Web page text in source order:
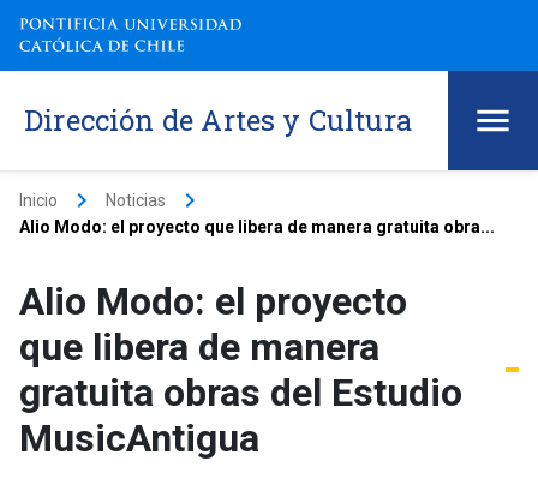
Dirección de Artes y Cultura
Inicio keyboard_arrow_right Noticias keyboard_arrow_right
Alio Modo: el proyecto que libera de manera gratuita obra...
Alio Modo: el proyecto
que libera de manera
gratuita obras del Estudio
MusicAntigua